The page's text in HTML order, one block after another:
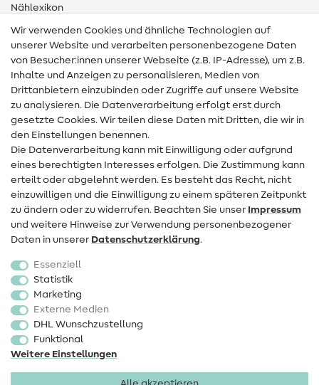
Nählexikon
Nähanleitungen
Hilfe & Kontakt
Kontakt
Infos zum Betreiberwechsel
Widerrufsrecht
Beliebt
Stoffe
Sale
Schnittmuster
Wir verwenden Cookies und ähnliche Technologien auf
unserer Website und verarbeiten personenbezogene Daten
von Besucher:innen unserer Webseite (z.B. IP-Adresse), um z.B.
Inhalte und Anzeigen zu personalisieren, Medien von
Drittanbietern einzubinden oder Zugriffe auf unsere Website
zu analysieren. Die Datenverarbeitung erfolgt erst durch
gesetzte Cookies. Wir teilen diese Daten mit Dritten, die wir in
den Einstellungen benennen.
Die Datenverarbeitung kann mit Einwilligung oder aufgrund
eines berechtigten Interesses erfolgen. Die Zustimmung kann
erteilt oder abgelehnt werden. Es besteht das Recht, nicht
einzuwilligen und die Einwilligung zu einem späteren Zeitpunkt
zu ändern oder zu widerrufen. Beachten Sie unser Impressum
und weitere Hinweise zur Verwendung personenbezogener
Daten in unserer Daten­schutz­erklärung.
Essenziell
Statistik
Marketing
Externe Medien
DHL Wunschzustellung
Funktional
Weitere Einstellungen